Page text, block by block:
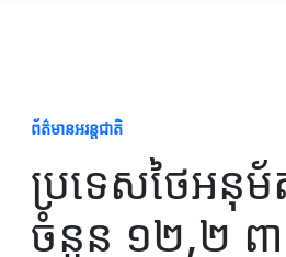
ព័ត៌មានអរន្តជាតិ
ប្រទេសថៃអនុម័
ចំនួន ១២,២ ព